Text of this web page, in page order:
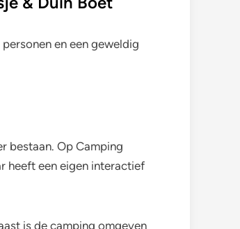
en een geweldig
bestaan. Op Camping
heeft een eigen interactief
is de camping omgeven